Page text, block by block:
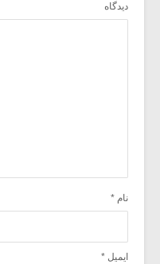
دیدگاه
نام *
ایمیل *